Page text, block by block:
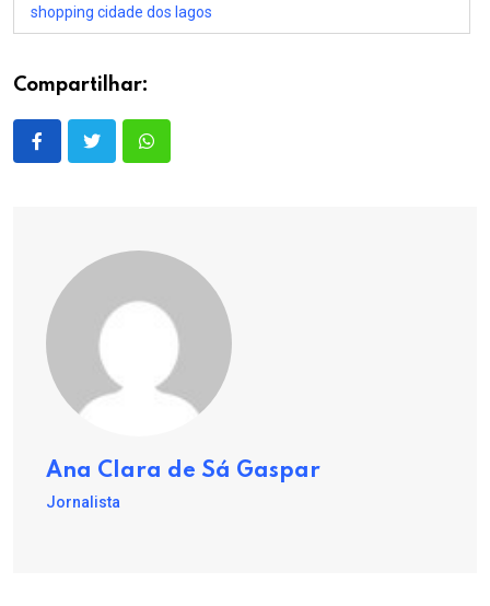
shopping cidade dos lagos
Compartilhar:
Ana Clara de Sá Gaspar
Jornalista